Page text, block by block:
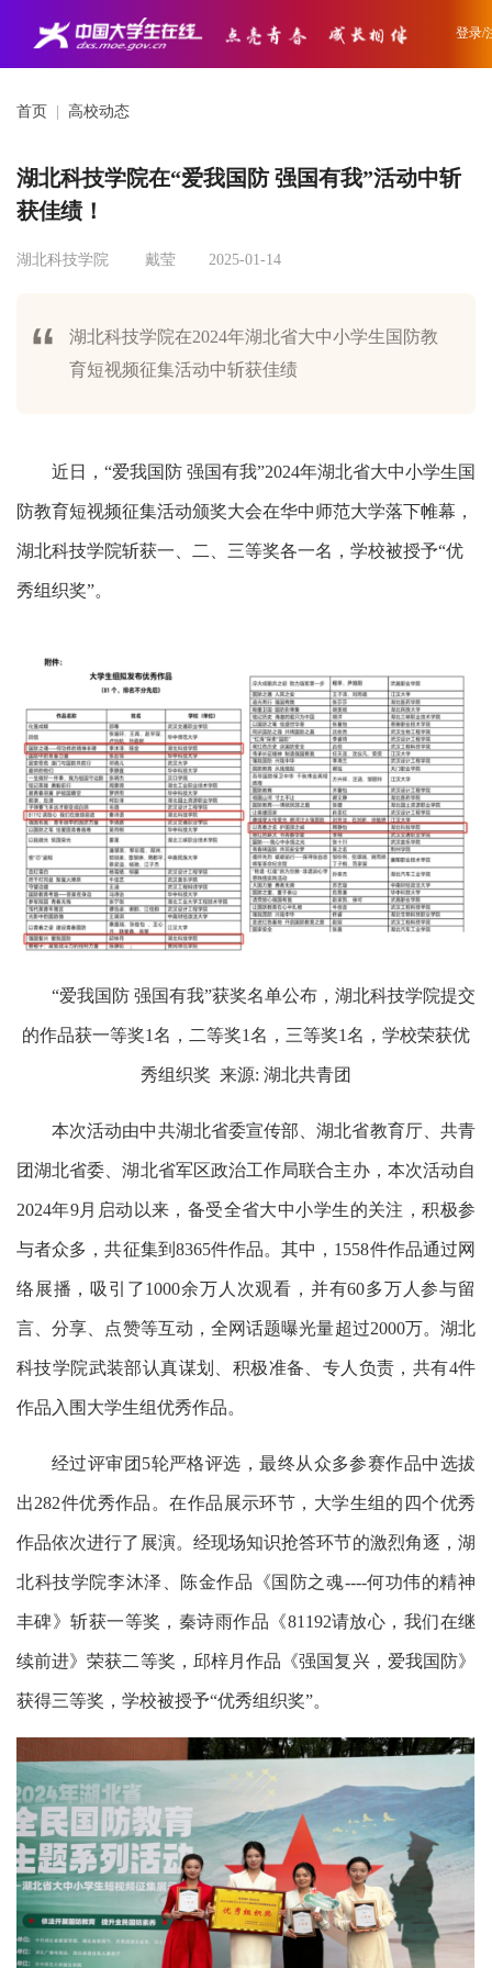
登录/
首页 高校动态
湖北科技学院在“爱我国防 强国有我”活动中斩
获佳绩！
湖北科技学院 戴莹 2025-01-14
湖北科技学院在2024年湖北省大中小学生国防教
育短视频征集活动中斩获佳绩
近日，“爱我国防 强国有我”2024年湖北省大中小学生国
防教育短视频征集活动颁奖大会在华中师范大学落下帷幕，
湖北科技学院斩获一、二、三等奖各一名，学校被授予“优
秀组织奖”。
“爱我国防 强国有我”获奖名单公布，湖北科技学院提交
的作品获一等奖1名，二等奖1名，三等奖1名，学校荣获优
秀组织奖 来源: 湖北共青团
本次活动由中共湖北省委宣传部、湖北省教育厅、共青
团湖北省委、湖北省军区政治工作局联合主办，本次活动自
2024年9月启动以来，备受全省大中小学生的关注，积极参
与者众多，共征集到8365件作品。其中，1558件作品通过网
络展播，吸引了1000余万人次观看，并有60多万人参与留
言、分享、点赞等互动，全网话题曝光量超过2000万。湖北
科技学院武装部认真谋划、积极准备、专人负责，共有4件
作品入围大学生组优秀作品。
经过评审团5轮严格评选，最终从众多参赛作品中选拔
出282件优秀作品。在作品展示环节，大学生组的四个优秀
作品依次进行了展演。经现场知识抢答环节的激烈角逐，湖
北科技学院李沐泽、陈金作品《国防之魂----何功伟的精神
丰碑》斩获一等奖，秦诗雨作品《81192请放心，我们在继
续前进》荣获二等奖，邱梓月作品《强国复兴，爱我国防》
获得三等奖，学校被授予“优秀组织奖”。